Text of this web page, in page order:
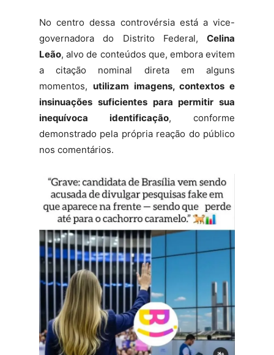
No centro dessa controvérsia está a vice-
governadora do Distrito Federal, Celina
Leão, alvo de conteúdos que, embora evitem
a citação nominal direta em alguns
momentos, utilizam imagens, contextos e
insinuações suficientes para permitir sua
inequívoca identificação, conforme
demonstrado pela própria reação do público
nos comentários.